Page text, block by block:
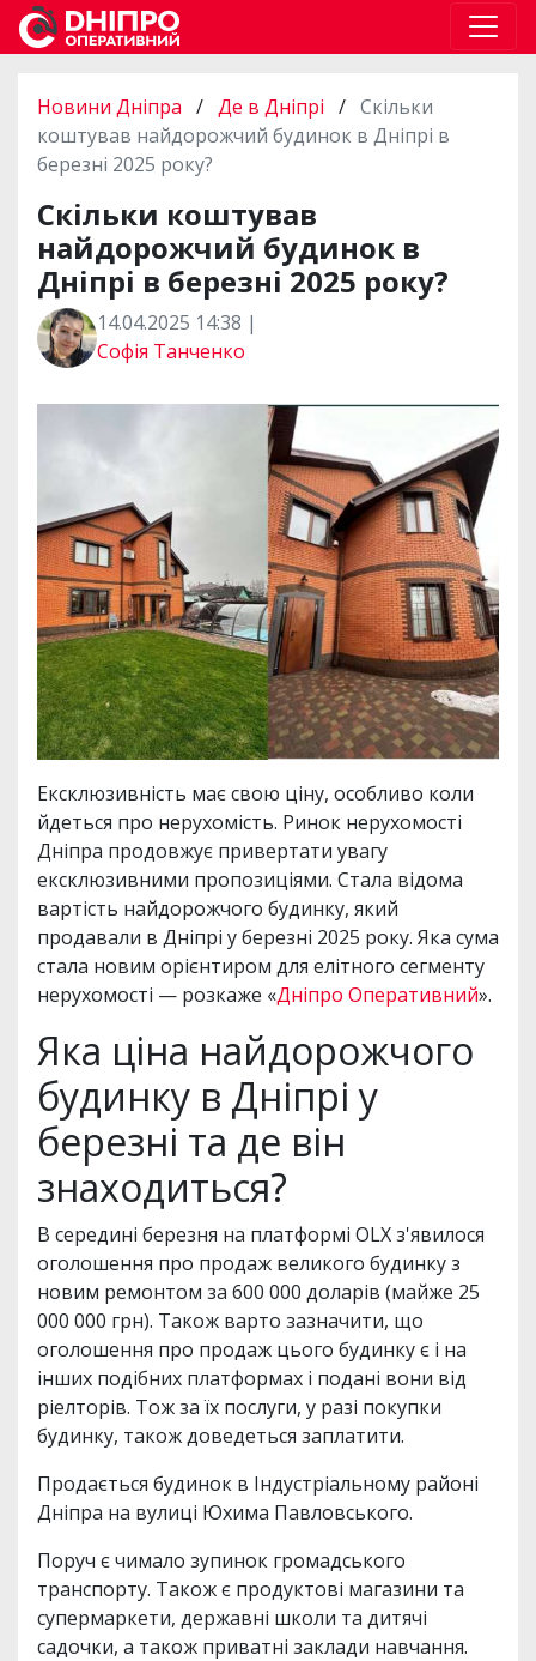
Новини Дніпра / Де в Дніпрі / Скільки
коштував найдорожчий будинок в Дніпрі в
березні 2025 року?
Скільки коштував
найдорожчий будинок в
Дніпрі в березні 2025 року?
14.04.2025 14:38 |
Софія Танченко
Ексклюзивність має свою ціну, особливо коли
йдеться про нерухомість. Ринок нерухомості
Дніпра продовжує привертати увагу
ексклюзивними пропозиціями. Стала відома
вартість найдорожчого будинку, який
продавали в Дніпрі у березні 2025 року. Яка сума
стала новим орієнтиром для елітного сегменту
нерухомості — розкаже «Дніпро Оперативний».
Яка ціна найдорожчого
будинку в Дніпрі у
березні та де він
знаходиться?
В середині березня на платформі OLX з'явилося
оголошення про продаж великого будинку з
новим ремонтом за 600 000 доларів (майже 25
000 000 грн). Також варто зазначити, що
оголошення про продаж цього будинку є і на
інших подібних платформах і подані вони від
ріелторів. Тож за їх послуги, у разі покупки
будинку, також доведеться заплатити.
Продається будинок в Індустріальному районі
Дніпра на вулиці Юхима Павловського.
Поруч є чимало зупинок громадського
транспорту. Також є продуктові магазини та
супермаркети, державні школи та дитячі
садочки, а також приватні заклади навчання.